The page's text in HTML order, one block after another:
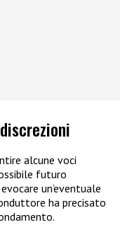
alcune voci
futuro
un’eventuale
ha precisato